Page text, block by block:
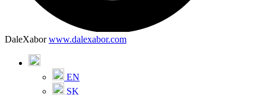
DaleXabor www.dalexabor.com
EN
SK